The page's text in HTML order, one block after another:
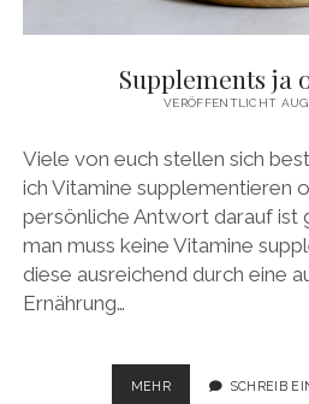
Supplements ja
VERÖFFENTLICHT
Viele von euch stellen sich
ich Vitamine supplementieren
persönliche Antwort darauf ist
man muss keine Vitamine
diese ausreichend durch eine
Ernährung…
MEHRSUPPLEMENTS
SCHREIB